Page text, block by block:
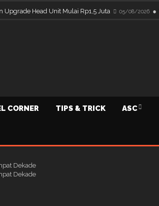
Upgrade Head Unit Mulai Rp1,5 Juta 05/08/2026
CORNER TIPS & TRICK ASC